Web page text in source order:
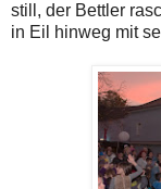
still, der Bettler
in Eil hinweg mit